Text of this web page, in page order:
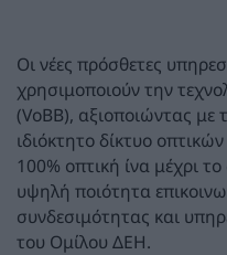
Οι νέες πρόσθετες
χρησιμοποιούν την
(VoBB), αξιοποιώντας με
ιδιόκτητο δίκτυο
100% οπτική ίνα μέχρι
υψηλή ποιότητα
συνδεσιμότητας και
του Ομίλου ΔΕΗ.